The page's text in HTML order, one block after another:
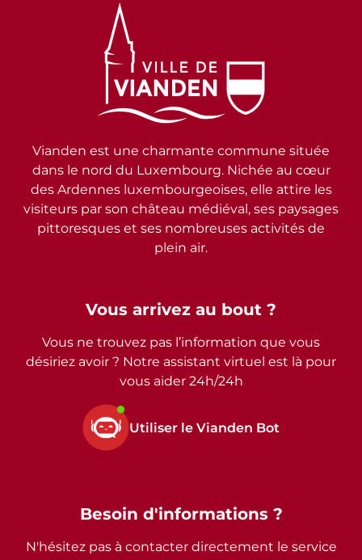
Vous arrivez au bout ?
Vous ne trouvez pas l’information que vous
désiriez avoir ? Notre assistant virtuel est là pour
vous aider 24h/24h
Utiliser le Vianden Bot
Vianden est une charmante commune située
dans le nord du Luxembourg. Nichée au cœur
des Ardennes luxembourgeoises, elle attire les
visiteurs par son château médiéval, ses paysages
pittoresques et ses nombreuses activités de
plein air.
Besoin d'informations ?
N'hésitez pas à contacter directement le service